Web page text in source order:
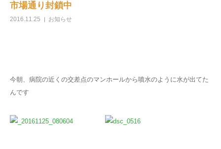
市場通り封鎖中
2016.11.25 お知らせ
今朝、病院の近くの交差点のマンホールから噴水のように水が出てた
んです
FAQ